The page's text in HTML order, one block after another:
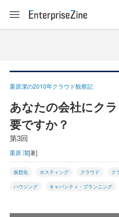
栗原潔の2010年クラウド観察記
あなたの会社にク
要ですか？
第3回
栗原 潔[著]
仮想化 ホスティング クラウド ク
ハウジング キャパシティ・プランニング